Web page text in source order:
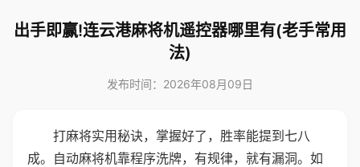
出手即赢!连云港麻将机遥控器哪里有(老手常用
法)
发布时间：2026年08月09日
打麻将实用秘诀，掌握好了，胜率能提到七八
成。自动麻将机靠程序洗牌，有规律，就有漏洞。如